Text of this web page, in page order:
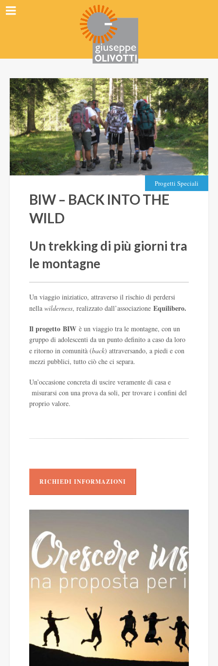
Progetti Speciali
BIW – BACK INTO THE
WILD
Un trekking di più giorni tra
le montagne
Un viaggio iniziatico, attraverso il rischio di perdersi
nella wilderness, realizzato dall’associazione Equilibero.
Il progetto BIW è un viaggio tra le montagne, con un
gruppo di adolescenti da un punto definito a caso da loro
e ritorno in comunità (back) attraversando, a piedi e con
mezzi pubblici, tutto ciò che ci separa.
Un’occasione concreta di uscire veramente di casa e
misurarsi con una prova da soli, per trovare i confini del
proprio valore.
RICHIEDI INFORMAZIONI